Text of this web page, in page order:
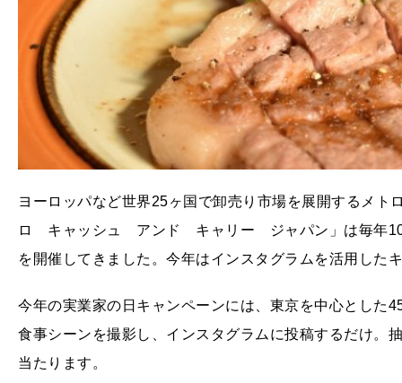
ヨーロッパなど世界25ヶ国で卸売り市場を展開するメト
ロ キャッシュ アンド キャリー ジャパン」は毎年10
を開催してきました。今年はインスタグラムを活用した
今年の実業家の日キャンペーンには、東京を中心とした
食事シーンを撮影し、インスタグラムに投稿するだけ。
当たります。